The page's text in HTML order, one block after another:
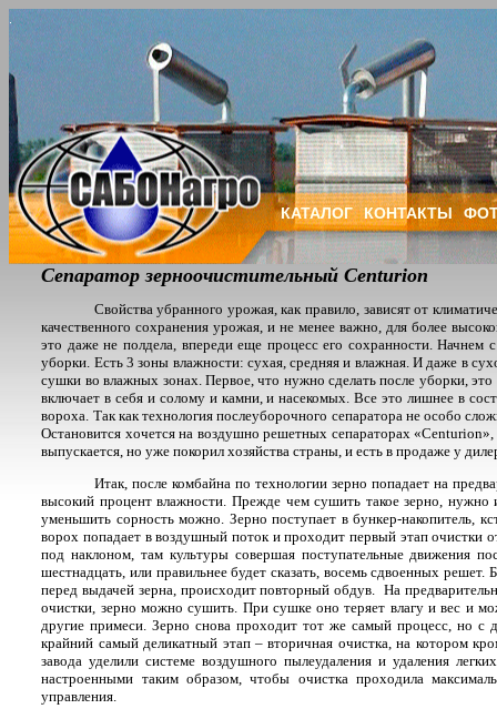
Сепаратор зерноочистительный Centurion
КАТАЛОГ КОНТАКТЫ
Свойства убранного урожая, как правило, зависят от
качественного сохранения урожая, и не менее важно, для более
это даже не полдела, впереди еще процесс его сохранности. Начнем
уборки. Есть 3 зоны влажности: сухая, средняя и влажная. И даже в
сушки во влажных зонах. Первое, что нужно сделать после уборки,
включает в себя и солому и камни, и насекомых. Все это лишнее в
вороха. Так как технология послеуборочного сепаратора не особо
Остановится хочется на воздушно решетных сепараторах «Centurion»,
выпускается, но уже покорил хозяйства страны, и есть в продаже у
Итак, после комбайна по технологии зерно попадает на
высокий процент влажности. Прежде чем сушить такое зерно,
уменьшить сорность можно. Зерно поступает в бункер-накопитель,
ворох попадает в воздушный поток и проходит первый этап очистки
под наклоном, там культуры совершая поступательные движения
шестнадцать, или правильнее будет сказать, восемь сдвоенных
перед выдачей зерна, происходит повторный обдув. На
очистки, зерно можно сушить. При сушке оно теряет влагу и вес и
другие примеси. Зерно снова проходит тот же самый процесс, но с
крайний самый деликатный этап – вторичная очистка, на котором
завода уделили системе воздушного пылеудаления и удаления
настроенными таким образом, чтобы очистка проходила
управления.